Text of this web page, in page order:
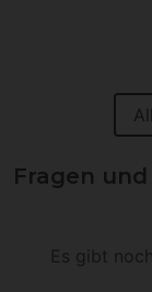
Fragen
Es gibt